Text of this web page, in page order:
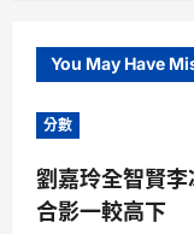
You May Have
分數
劉嘉玲全智賢
合影一較高下